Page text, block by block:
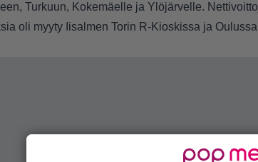
Turkuun, Kokemäelle ja Ylöjärvelle.
oli myyty Iisalmen Torin R-Kioskissa ja